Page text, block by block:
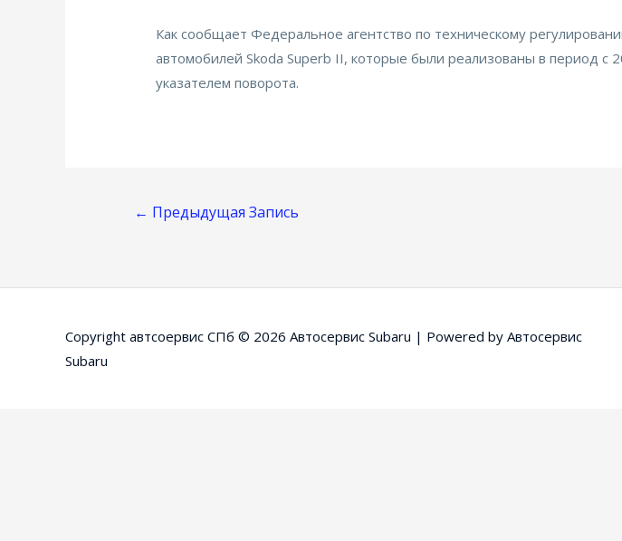
Как сообщает Федеральное агентство по техническому
автомобилей Skoda Superb II, которые были реализованы в период с
указателем поворота.
Навигация
← Предыдущая Запись
Copyright автсоервис СПб © 2026 Автосервис Subaru | Powered by Автосервис
Subaru